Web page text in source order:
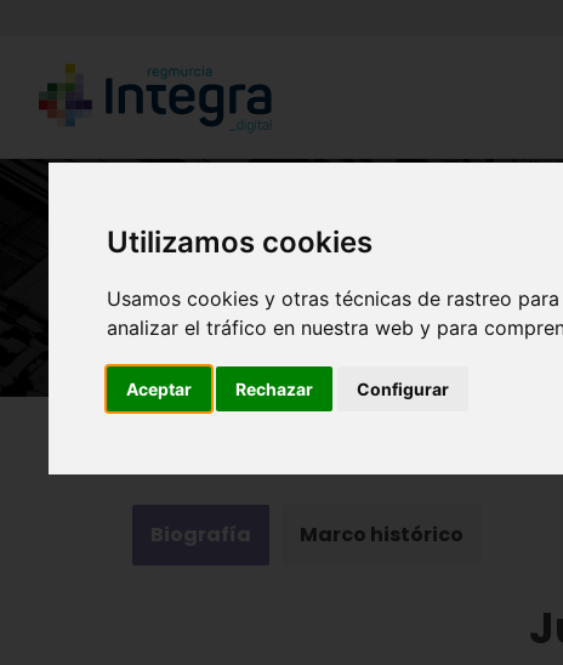
Utilizamos cookies
Usamos cookies y otras técnicas de rastreo
analizar el tráfico en nuestra web y para
Aceptar Rechazar Configurar
Biografía Marco histórico